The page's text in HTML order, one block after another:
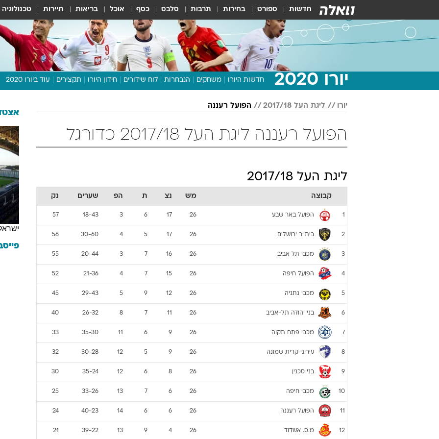
חדשות ספורט בחירות תרבות סלבס כסף אוכל בריאות תיירות טכנולוגיה
יורו 2020 חדשות היורו משחקים הנבחרות לוח שידורים חידון היורו תקצירים עוד ביורו 2020
תכנית היורו
דעות ופרשנויות
וואלה! ספורט
יורו ליגת העל 2017/18 הפועל רעננה
הפועל רעננה ליגת העל 2017/18 כדורגל
ליגת העל 2017/18
קבוצה מש נצ ת הפ שערים נק
1 הפועל באר שבע 26
17
6
3
18-43
57
2 בית"ר ירושלים 26
17
5
4
30-60
56
3 מכבי תל אביב 26
16
7
3
20-44
55
4 הפועל חיפה 26
15
7
4
21-36
52
5 מכבי נתניה 26
12
9
5
29-43
45
6 בני יהודה תל-אביב 26
11
7
8
26-32
40
7 מכבי פתח תקוה 26
9
6
11
35-30
33
8 עירוני קרית שמונה 26
9
5
12
30-28
32
9 בני סכנין 26
8
6
12
35-24
30
10 מכבי חיפה 26
6
7
13
33-26
25
11 הפועל רעננה 26
6
6
14
40-23
24
12 מ.ס. אשדוד 26
4
9
13
39-22
21